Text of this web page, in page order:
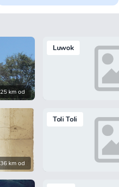
25 km od
Luwok
km od
Toli Toli